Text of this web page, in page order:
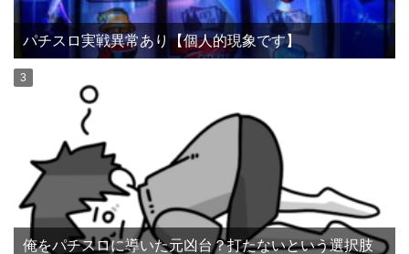
パチスロ実戦異常あり【個人的現象です】
俺をパチスロに導いた元凶台？打たないという選択肢